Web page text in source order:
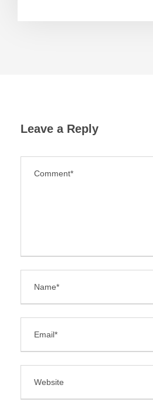
Leave a Reply